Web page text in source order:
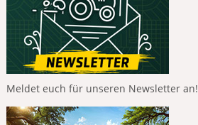
Meldet euch für unseren Newsletter an!